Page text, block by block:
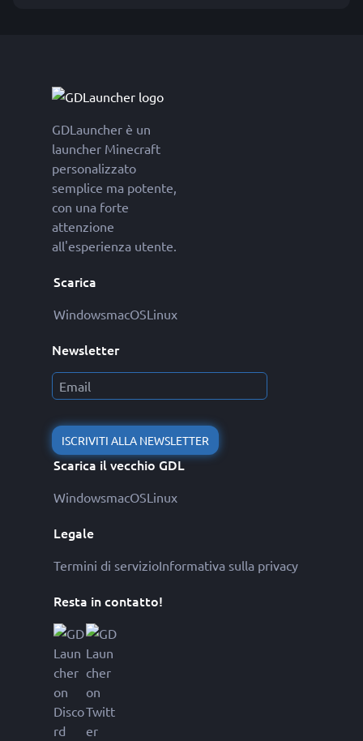
GDLauncher è un
launcher Minecraft
personalizzato
semplice ma potente,
con una forte
attenzione
all'esperienza utente.
Scarica
WindowsmacOSLinux
Newsletter
ISCRIVITI ALLA NEWSLETTER
Scarica il vecchio GDL
WindowsmacOSLinux
Legale
Termini di servizioInformativa sulla privacy
Resta in contatto!